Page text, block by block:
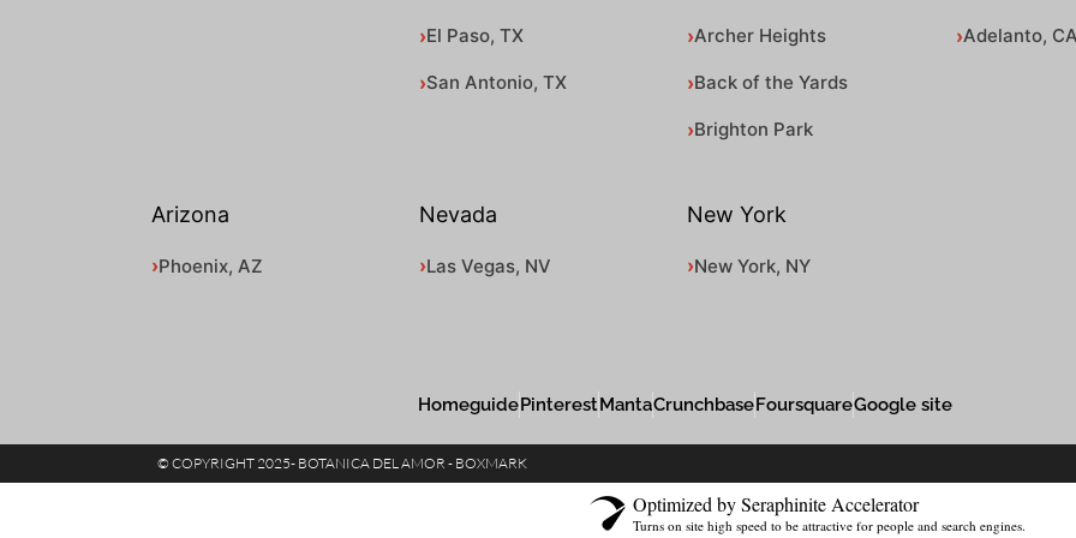
El Paso, TX
San Antonio, TX
Archer Heights
Back of the Yards
Brighton Park
Adelanto, CA
Arizona
Phoenix, AZ
Nevada
Las Vegas, NV
New York
New York, NY
HomeguidePinterestMantaCrunchbaseFoursquareGoogle site
© COPYRIGHT 2025- BOTANICA DEL AMOR - BOXMARK
Optimized by Seraphinite Accelerator
Turns on site high speed to be attractive for people and search engines.